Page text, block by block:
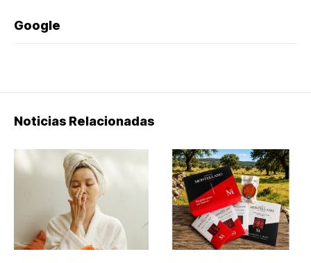
Google
Noticias Relacionadas